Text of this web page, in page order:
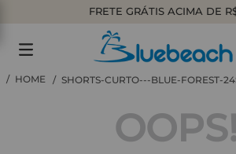
FRETE GRÁTIS ACIMA DE
SHORTS-CURTO---BLUE-FOREST-
OOPS!